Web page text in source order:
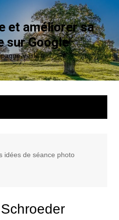
et améliorer sa
sur Google
vesle.fr
idées de séance photo